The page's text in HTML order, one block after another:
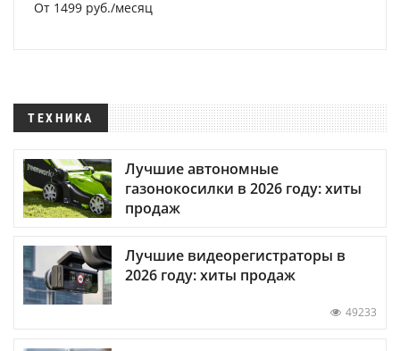
От 1499 руб./месяц
ТЕХНИКА
Лучшие автономные
газонокосилки в 2026 году: хиты
продаж
Лучшие видеорегистраторы в
2026 году: хиты продаж
49233